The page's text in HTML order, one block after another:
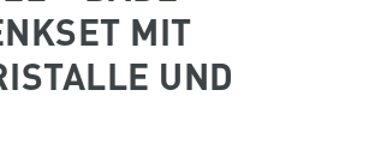
MIT
UND